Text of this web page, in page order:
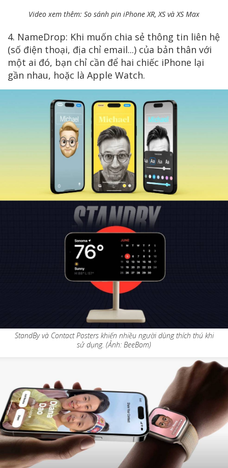
Video xem thêm: So sánh pin iPhone XR, XS và XS Max
4. NameDrop: Khi muốn chia sẻ thông tin liên hệ
(số điện thoại, địa chỉ email...) của bản thân với
một ai đó, bạn chỉ cần để hai chiếc iPhone lại
gần nhau, hoặc là Apple Watch.
StandBy và Contact Posters khiến nhiều người dùng thích thú khi
sử dụng. (Ảnh: BeeBom)